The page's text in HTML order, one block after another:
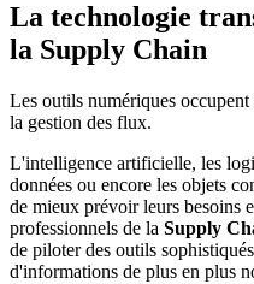
La technologie
la Supply Chain
Les outils numériques
la gestion des flux.
L'intelligence artificielle, les
données ou encore les objets
de mieux prévoir leurs besoins
professionnels de la Supply
de piloter des outils
d'informations de plus en plus